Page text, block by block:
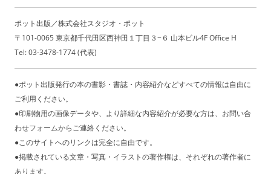
ポット出版／株式会社スタジオ・ポット
〒101-0065 東京都千代田区西神田１丁目３−６ 山本ビル4F Office H
Tel: 03-3478-1774 (代表)
●ポット出版発行の本の書影・書誌・内容紹介などすべての情報は自由に
ご利用ください。
●印刷物用の画像データや、より詳細な内容紹介が必要な方は、お問い合
わせフォームからご連絡ください。
●このサイトへのリンクは完全に自由です。
●掲載されている文章・写真・イラストの著作権は、それぞれの著作者に
あります。